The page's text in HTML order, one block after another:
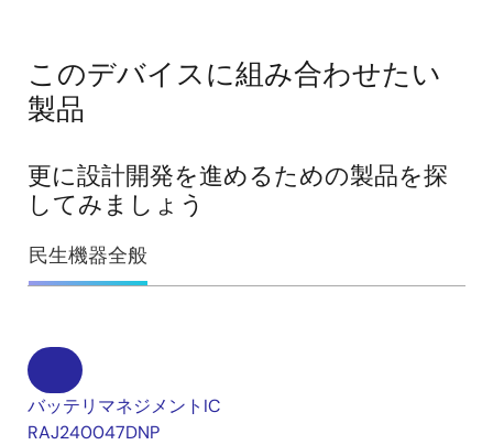
このデバイスに組み合わせたい
製品
更に設計開発を進めるための製品を探
してみましょう
民生機器全般
バッテリマネジメントIC
RAJ240047DNP